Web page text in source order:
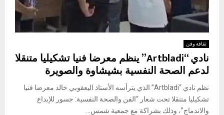
ثقافة وفن
نادي “Artbladi” ينظم معرضا فنيا تشكيليا متنقلا
لدعم الصحة النفسية بشيشاوة والصويرة
نظم نادي “Artbladi” الذي يترأسه الأستاذ اليعقوبي خالد معرضا فنيا
تشكيليا متنقلا تحت شعار “الفن والصحة النفسية: جسور للإبداع
والاندماج”، وذلك بشراكة مع جمعية شمس...